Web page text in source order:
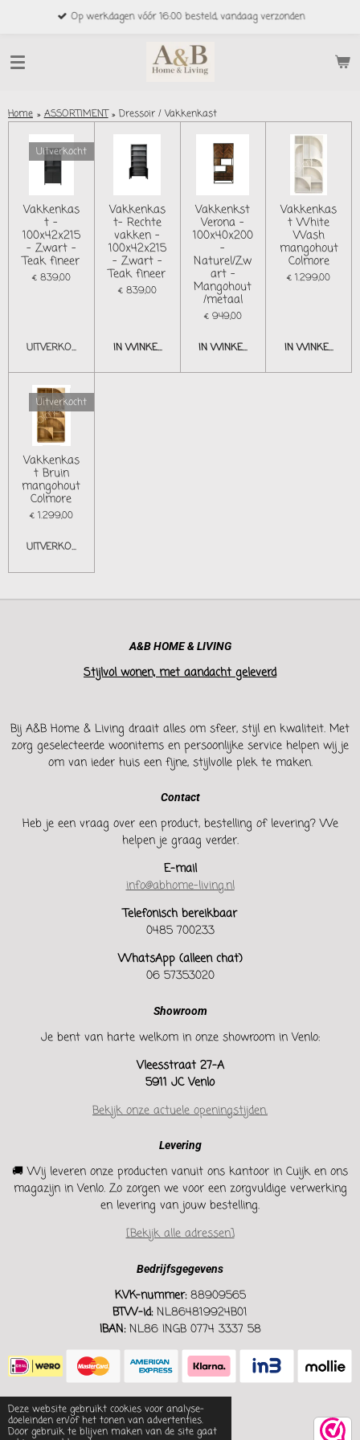
Deze website gebruikt cookies voor analyse-
doeleinden en/of het tonen van advertenties.
Door gebruik te blijven maken van de site gaat
de
hoofdinhoud
Op werkdagen vóór 16:00 besteld, vandaag verzonden
Home » ASSORTIMENT » Dressoir / Vakkenkast
Uitverkocht
Vakkenkas
t -
100x42x215
- Zwart -
Teak fineer
€ 839,00
UITVERKOCHT
Vakkenkas
t- Rechte
vakken -
100x42x215
- Zwart -
Teak fineer
€ 839,00
IN WINKELWAGEN
Vakkenkst
Verona -
100x40x200
-
Naturel/Zw
art -
Mangohout
/metaal
€ 949,00
IN WINKELWAGEN
Vakkenkas
t White
Wash
mangohout
Colmore
€ 1.299,00
IN
Uitverkocht
Vakkenkas
t Bruin
mangohout
Colmore
€ 1.299,00
UITVERKOCHT
A&B HOME & LIVING
Stijlvol wonen, met aandacht geleverd
Bij A&B Home & Living draait alles om sfeer, stijl en kwaliteit. Met
zorg geselecteerde woonitems en persoonlijke service helpen wij je
om van ieder huis een fijne, stijlvolle plek te maken.
Contact
Heb je een vraag over een product, bestelling of levering? We
helpen je graag verder.
E-mail
info@abhome-living.nl
Telefonisch bereikbaar
0485 700233
WhatsApp (alleen chat)
06 57353020
Showroom
Je bent van harte welkom in onze showroom in Venlo:
Vleesstraat 27-A
5911 JC Venlo
Bekijk onze actuele openingstijden.
Levering
🚚 Wij leveren onze producten vanuit ons kantoor in Cuijk en ons
magazijn in Venlo. Zo zorgen we voor een zorgvuldige verwerking
en levering van jouw bestelling.
[Bekijk alle adressen]
Bedrijfsgegevens
KVK-nummer:88909565
BTW-id:NL864819924B01
IBAN:NL86 INGB 0774 3337 58